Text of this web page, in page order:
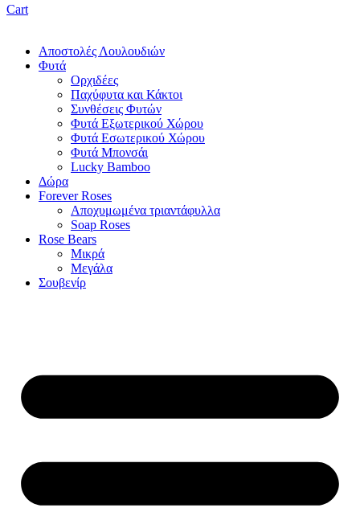
Cart
Αποστολές Λουλουδιών
Φυτά
Ορχιδέες
Παχύφυτα και Κάκτοι
Συνθέσεις Φυτών
Φυτά Εξωτερικού Χώρου
Φυτά Εσωτερικού Χώρου
Φυτά Μπονσάι
Lucky Bamboo
Δώρα
Forever Roses
Αποχυμωμένα τριαντάφυλλα
Soap Roses
Rose Βears
Μικρά
Μεγάλα
Σουβενίρ